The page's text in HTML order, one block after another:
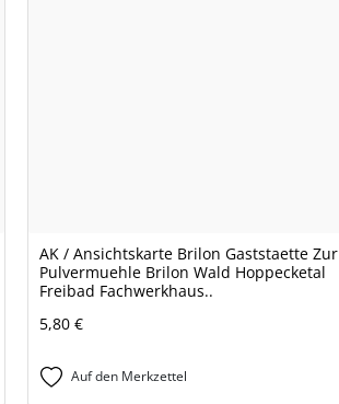
AK / Ansichtskarte Brilon Gaststaette Zur
Pulvermuehle Brilon Wald Hoppecketal
Freibad Fachwerkhaus..
5,80 €
Auf den Merkzettel